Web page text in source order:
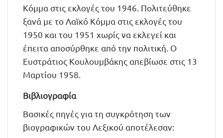
Κόμμα στις εκλογές του 1946. Πολιτεύθηκε
ξανά με το Λαϊκό Κόμμα στις εκλογές του
1950 και του 1951 χωρίς να εκλεγεί και
έπειτα αποσύρθηκε από την πολιτική. Ο
Ευστράτιος Κουλουμβάκης απεβίωσε στις 13
Μαρτίου 1958.
Βιβλιογραφία
Βασικές πηγές για τη συγκρότηση των
βιογραφικών του Λεξικού αποτέλεσαν: